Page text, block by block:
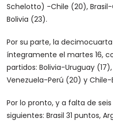
Schelotto) -Chile (20),
Bolivia (23).
Por su parte, la
íntegramente el martes 16,
partidos: Bolivia-Uruguay
Venezuela-Perú (20) y Chile-
Por lo pronto, y a falta de
siguientes: Brasil 31 puntos,